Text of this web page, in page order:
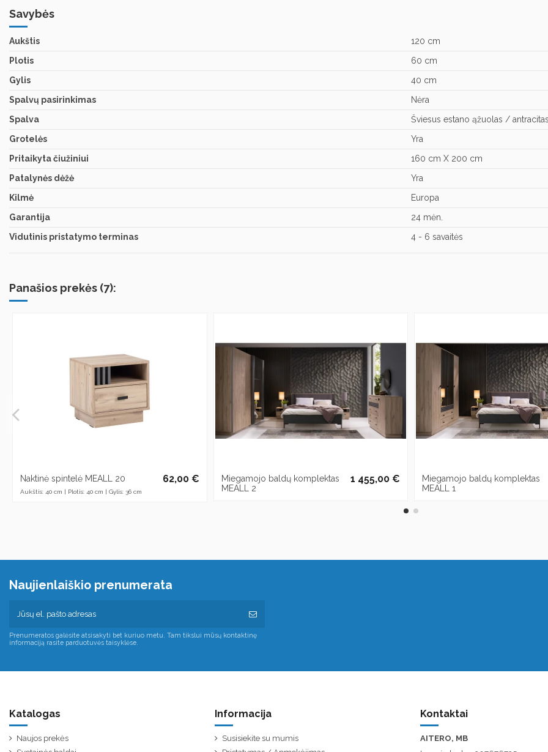
Savybės
Aukštis
120 cm
Plotis
60 cm
Gylis
40 cm
Spalvų pasirinkimas
Nėra
Spalva
Šviesus estano ąžuolas /
Grotelės
Yra
Pritaikyta čiužiniui
160 cm X 200 cm
Patalynės dėžė
Yra
Kilmė
Europa
Garantija
24 mėn.
Vidutinis pristatymo terminas
4 - 6 savaitės
Panašios prekės (7):
Naktinė spintelė MEALL 20
Aukštis: 40 cm | Plotis: 40 cm | Gylis: 36 cm
62,00 €
Miegamojo baldų komplektas
MEALL 2
1 455,00 €
Miegamojo baldų komplektas
MEALL 1
Naujienlaiškio prenumerata
Prenumeratos galėsite atsisakyti bet kuriuo metu. Tam tikslui mūsų kontaktinę
informaciją rasite parduotuvės taisyklėse.
Katalogas
Naujos prekės
Informacija
Susisiekite su mumis
Kontaktai
AITERO, MB